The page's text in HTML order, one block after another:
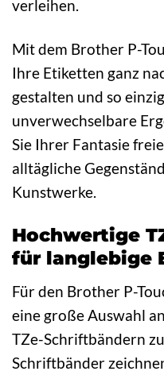
verleihen.
Mit dem Brother P-
Ihre Etiketten ganz
gestalten und so
unverwechselbare
Sie Ihrer Fantasie
alltägliche
Kunstwerke.
Hochwertige
für langlebige
Für den Brother P-
eine große Auswahl
TZe-Schriftbändern
Schriftbänder